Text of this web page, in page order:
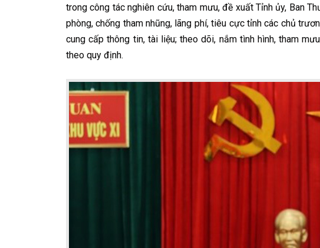
trong công tác nghiên cứu, tham mưu, đề xuất Tỉnh ủy, Ban
phòng, chống tham nhũng, lãng phí, tiêu cực tỉnh các chủ
cung cấp thông tin, tài liệu; theo dõi, nắm tình hình, tham
theo quy định.